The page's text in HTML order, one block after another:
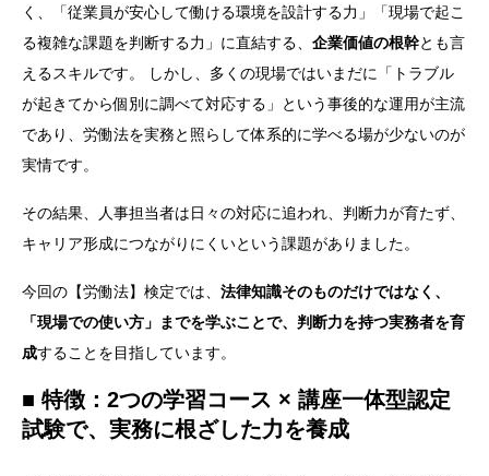
く、「従業員が安心して働ける環境を設計する力」「現場で起こ
る複雑な課題を判断する力」に直結する、 企業価値の根幹とも言
えるスキルです。 しかし、多くの現場ではいまだに「トラブル
が起きてから個別に調べて対応する」という事後的な運用が主流
であり、労働法を実務と照らして体系的に学べる場が少ないのが
実情です。
その結果、人事担当者は日々の対応に追われ、判断力が育たず、
キャリア形成につながりにくいという課題がありました。
今回の【労働法】検定では、 法律知識そのものだけではなく、
「現場での使い方」までを学ぶことで、判断力を持つ実務者を育
成することを目指しています。
■ 特徴：2つの学習コース × 講座一体型認定
試験で、実務に根ざした力を養成